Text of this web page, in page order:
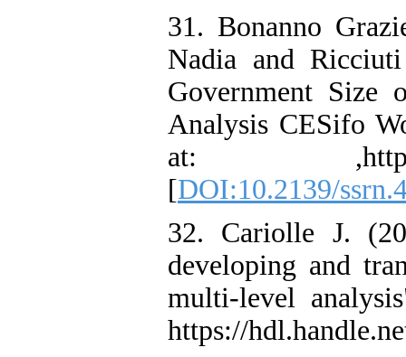
31. Bonanno
Nadia and
Government Size
Analysis CESifo
at: ,http://
[DOI:10.2139/
32. Cariolle J.
developing and
multi-level
https://